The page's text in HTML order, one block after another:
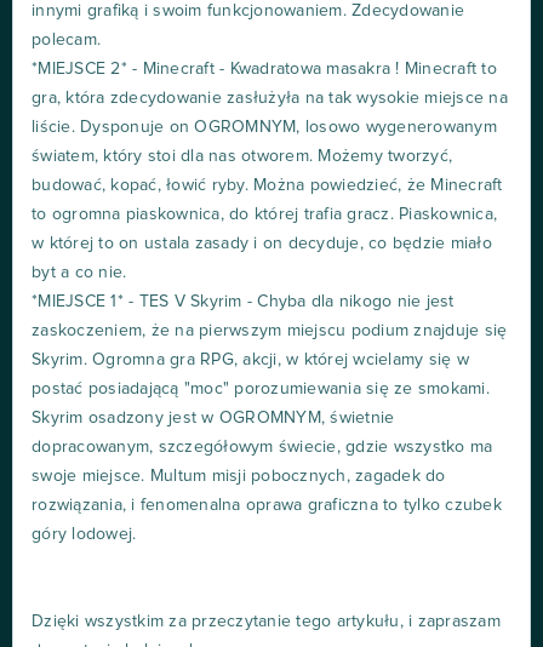
innymi grafiką i swoim funkcjonowaniem. Zdecydowanie
polecam.
*MIEJSCE 2* - Minecraft - Kwadratowa masakra ! Minecraft to
gra, która zdecydowanie zasłużyła na tak wysokie miejsce na
liście. Dysponuje on OGROMNYM, losowo wygenerowanym
światem, który stoi dla nas otworem. Możemy tworzyć,
budować, kopać, łowić ryby. Można powiedzieć, że Minecraft
to ogromna piaskownica, do której trafia gracz. Piaskownica,
w której to on ustala zasady i on decyduje, co będzie miało
byt a co nie.
*MIEJSCE 1* - TES V Skyrim - Chyba dla nikogo nie jest
zaskoczeniem, że na pierwszym miejscu podium znajduje się
Skyrim. Ogromna gra RPG, akcji, w której wcielamy się w
postać posiadającą "moc" porozumiewania się ze smokami.
Skyrim osadzony jest w OGROMNYM, świetnie
dopracowanym, szczegółowym świecie, gdzie wszystko ma
swoje miejsce. Multum misji pobocznych, zagadek do
rozwiązania, i fenomenalna oprawa graficzna to tylko czubek
góry lodowej.
Dzięki wszystkim za przeczytanie tego artykułu, i zapraszam